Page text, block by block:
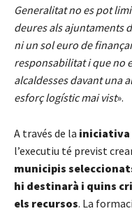
Generalitat no es pot
deures als ajuntaments
ni un sol euro de
responsabilitat i que no
alcaldesses davant una
esforç logístic mai vist».
A través de la iniciativa
l’executiu té previst
municipis
hi destinarà i quins
els recursos. La